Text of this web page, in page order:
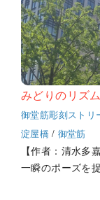
みどりのリズ
御堂筋彫刻ストリ
淀屋橋 / 御堂筋
【作者：清水多
一瞬のポーズを